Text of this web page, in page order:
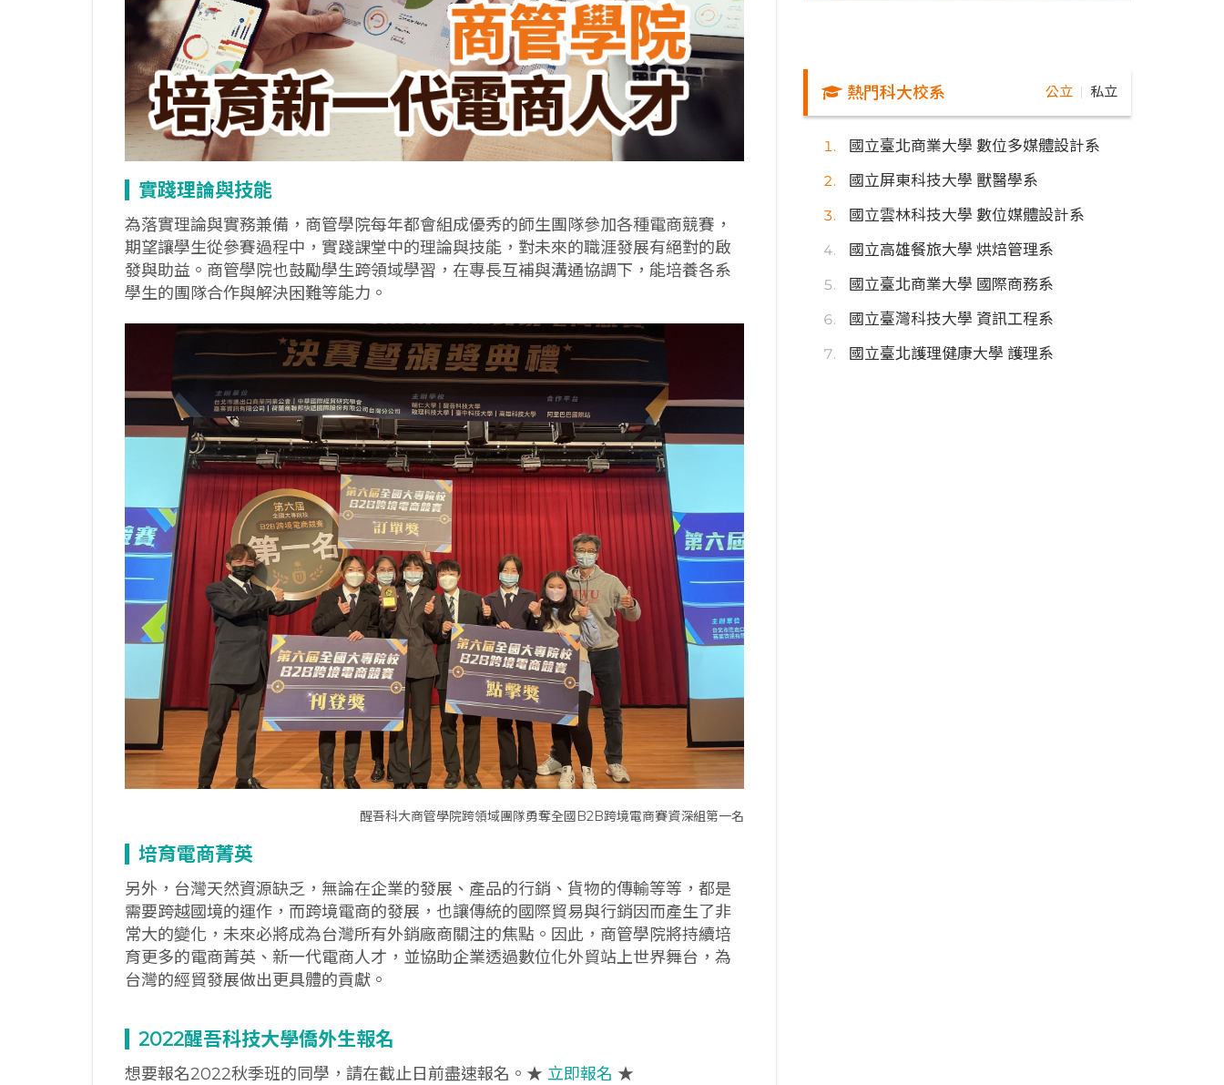
實踐理論與技能
為落實理論與實務兼備，商管學院每年都會組成優秀的師生團隊參加各種電商競賽，
期望讓學生從參賽過程中，實踐課堂中的理論與技能，對未來的職涯發展有絕對的啟
發與助益。商管學院也鼓勵學生跨領域學習，在專長互補與溝通協調下，能培養各系
學生的團隊合作與解決困難等能力。
醒吾科大商管學院跨領域團隊勇奪全國B2B跨境電商賽資深組第一名
培育電商菁英
另外，台灣天然資源缺乏，無論在企業的發展、產品的行銷、貨物的傳輸等等，都是
需要跨越國境的運作，而跨境電商的發展，也讓傳統的國際貿易與行銷因而產生了非
常大的變化，未來必將成為台灣所有外銷廠商關注的焦點。因此，商管學院將持續培
育更多的電商菁英、新一代電商人才，並協助企業透過數位化外貿站上世界舞台，為
台灣的經貿發展做出更具體的貢獻。
2022醒吾科技大學僑外生報名
想要報名2022秋季班的同學，請在截止日前盡速報名。★ 立即報名 ★
熱門科大校系 公立 私立
國立臺北商業大學 數位多媒體設計系
國立屏東科技大學 獸醫學系
國立雲林科技大學 數位媒體設計系
國立高雄餐旅大學 烘焙管理系
國立臺北商業大學 國際商務系
國立臺灣科技大學 資訊工程系
國立臺北護理健康大學 護理系